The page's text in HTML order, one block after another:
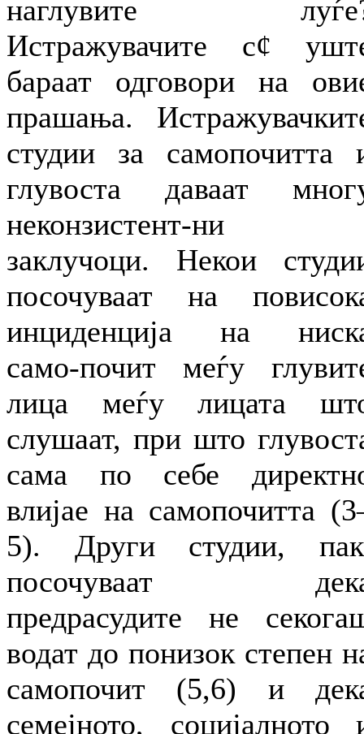
наглувите
Истражувачите с¢
бараат одговори на
прашања.
студии за самопочитта
глувоста даваат
неконзистент-ни
заклучоци. Некои
посочуваат на
инциденција на
само-почит меѓу
лица меѓу лицата
слушаат, при што
сама по себе
влијае на самопочитта
5). Други студии,
посочуваат
предрасудите не
водат до понизок степен
самопочит (5,6) и
семејното, социјалното